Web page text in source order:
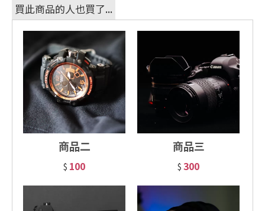
買此商品的人也買了...
商品二
$ 100
商品三
$300